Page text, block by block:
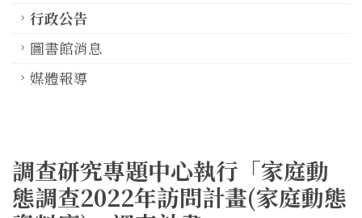
行政公告
圖書館消息
媒體報導
調查研究專題中心執行「家庭動
態調查2022年訪問計畫(家庭動態